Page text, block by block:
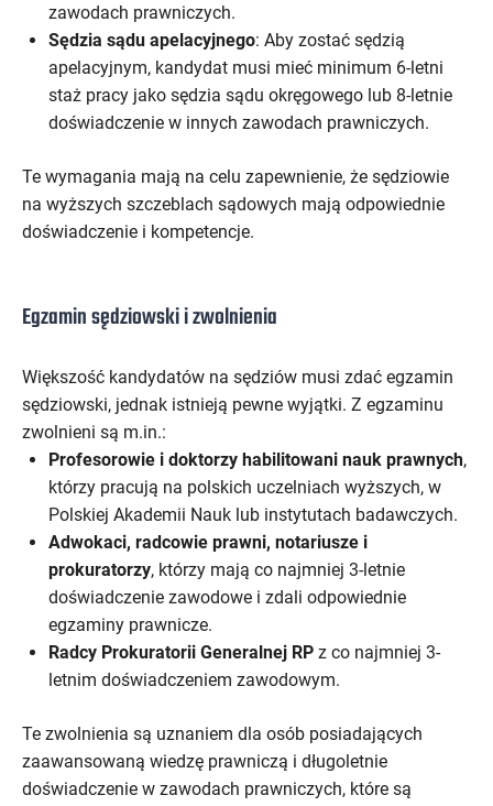
zawodach prawniczych.
Sędzia sądu apelacyjnego: Aby zostać sędzią
apelacyjnym, kandydat musi mieć minimum 6-letni
staż pracy jako sędzia sądu okręgowego lub 8-letnie
doświadczenie w innych zawodach prawniczych.
Te wymagania mają na celu zapewnienie, że sędziowie
na wyższych szczeblach sądowych mają odpowiednie
doświadczenie i kompetencje.
Egzamin sędziowski i zwolnienia
Większość kandydatów na sędziów musi zdać egzamin
sędziowski, jednak istnieją pewne wyjątki. Z egzaminu
zwolnieni są m.in.:
Profesorowie i doktorzy habilitowani nauk prawnych,
którzy pracują na polskich uczelniach wyższych, w
Polskiej Akademii Nauk lub instytutach badawczych.
Adwokaci, radcowie prawni, notariusze i
prokuratorzy, którzy mają co najmniej 3-letnie
doświadczenie zawodowe i zdali odpowiednie
egzaminy prawnicze.
Radcy Prokuratorii Generalnej RP z co najmniej 3-
letnim doświadczeniem zawodowym.
Te zwolnienia są uznaniem dla osób posiadających
zaawansowaną wiedzę prawniczą i długoletnie
doświadczenie w zawodach prawniczych, które są